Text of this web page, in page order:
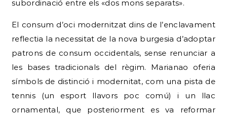
subordinació entre els «dos mons separats».
El consum d’oci modernitzat dins de l’enclavament
reflectia la necessitat de la nova burgesia d’adoptar
patrons de consum occidentals, sense renunciar a
les bases tradicionals del règim. Marianao oferia
símbols de distinció i modernitat, com una pista de
tennis (un esport llavors poc comú) i un llac
ornamental, que posteriorment es va reformar